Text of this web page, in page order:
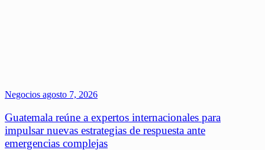
Negocios agosto 7, 2026
Guatemala reúne a expertos internacionales para
impulsar nuevas estrategias de respuesta ante
emergencias complejas